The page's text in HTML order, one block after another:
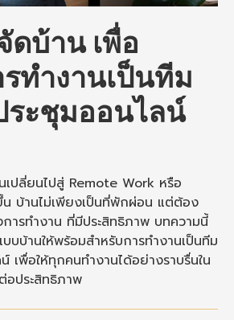
ดบ้าน เพื่อ
ทำงานเป็นทีม
ระชุมออนไลน์
เปลี่ยนไปสู่ Remote Work หรือ
บ้านไม่เพียงเป็นที่พักผ่อน แต่ต้อง
ารทำงาน ที่มีประสิทธิภาพ บทความนี้
บบบ้านให้พร้อมสำหรับการทำงานเป็นทีม
เพื่อให้ทุกคนทำงานได้อย่างราบรื่นใน
อประสิทธิภาพ